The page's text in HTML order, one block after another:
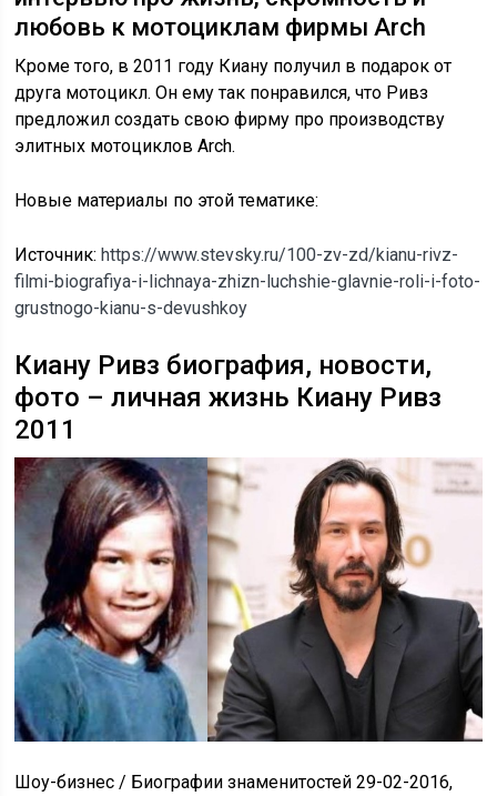
любовь к мотоциклам фирмы Arch
Кроме того, в 2011 году Киану получил в подарок от
друга мотоцикл. Он ему так понравился, что Ривз
предложил создать свою фирму про производству
элитных мотоциклов Arch.
Новые материалы по этой тематике:
Источник:https://www.stevsky.ru/100-zv-zd/kianu-rivz-
filmi-biografiya-i-lichnaya-zhizn-luchshie-glavnie-roli-i-foto-
grustnogo-kianu-s-devushkoy
Киану Ривз биография, новости,
фото – личная жизнь Киану Ривз
2011
Шоу-бизнес / Биографии знаменитостей 29-02-2016,